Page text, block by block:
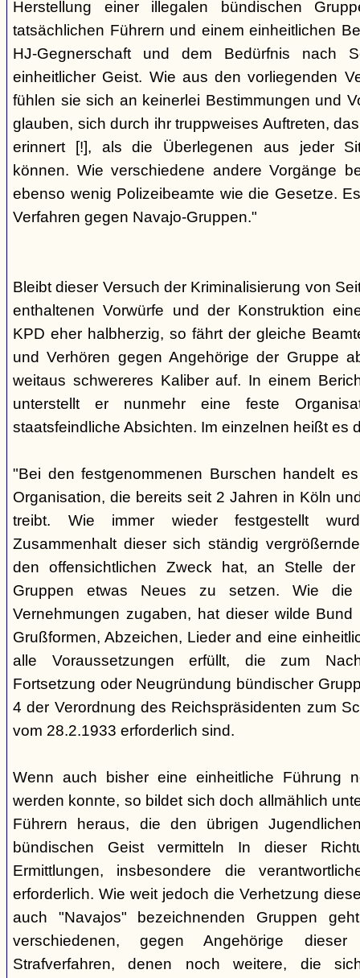
Herstellung einer illegalen bündischen
tatsächlichen Führern und einem einheitlichen
HJ-Gegnerschaft und dem Bedürfnis nach
einheitlicher Geist. Wie aus den vorliegenden
fühlen sie sich an keinerlei Bestimmungen und
glauben, sich durch ihr truppweises Auftreten,
erinnert [!], als die Überlegenen aus jeder
können. Wie verschiedene andere Vorgänge
ebenso wenig Polizeibeamte wie die Gesetze.
Verfahren gegen Navajo-Gruppen."
Bleibt dieser Versuch der Kriminalisierung von
enthaltenen Vorwürfe und der Konstruktion
KPD eher halbherzig, so fährt der gleiche
und Verhören gegen Angehörige der Gruppe
weitaus schwereres Kaliber auf. In einem
unterstellt er nunmehr eine feste
staatsfeindliche Absichten. Im einzelnen heißt es
"Bei den festgenommenen Burschen handelt
Organisation, die bereits seit 2 Jahren in Köln
treibt. Wie immer wieder festgestellt
Zusammenhalt dieser sich ständig
den offensichtlichen Zweck hat, an Stelle der
Gruppen etwas Neues zu setzen. Wie die
Vernehmungen zugaben, hat dieser wilde
Grußformen, Abzeichen, Lieder and eine
alle Voraussetzungen erfüllt, die zum
Fortsetzung oder Neugründung bündischer
4 der Verordnung des Reichspräsidenten zum
vom 28.2.1933 erforderlich sind.
Wenn auch bisher eine einheitliche Führung
werden konnte, so bildet sich doch allmählich
Führern heraus, die den übrigen
bündischen Geist vermitteln In dieser
Ermittlungen, insbesondere die
erforderlich. Wie weit jedoch die Verhetzung
auch "Navajos" bezeichnenden Gruppen
verschiedenen, gegen Angehörige dieser
Strafverfahren, denen noch weitere, die